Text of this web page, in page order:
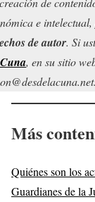
e
de autor. Si
, en su sitio
Más
Quiénes son los
Guardianes de la